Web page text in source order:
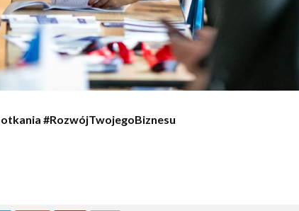
#RozwójTwojegoBiznesu